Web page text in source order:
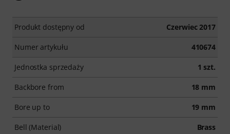
Produkt dostępny od Czerwiec 2017
Numer artykułu 410674
Jednostka sprzedaży 1 szt.
Backbore from 18 mm
Bore up to 19 mm
Bell (Material) Brass